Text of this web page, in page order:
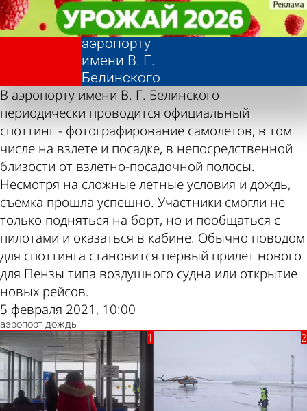
Официальный
споттинг в
аэропорту
имени В. Г.
Белинского
Фотолента,
«Общество»
В аэропорту имени В. Г. Белинского
периодически проводится официальный
споттинг - фотографирование самолетов, в том
числе на взлете и посадке, в непосредственной
близости от взлетно-посадочной полосы.
Несмотря на сложные летные условия и дождь,
съемка прошла успешно. Участники смогли не
только подняться на борт, но и пообщаться с
пилотами и оказаться в кабине. Обычно поводом
для споттинга становится первый прилет нового
для Пензы типа воздушного судна или открытие
новых рейсов.
5 февраля 2021, 10:00
аэропорт дождь
Официальный
споттинг в
аэропорту
имени В. Г.
Белинского
Фотолента,
«Общество»